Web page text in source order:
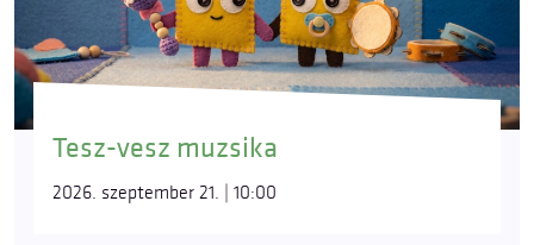
Tesz-vesz muzsika
2026. szeptember 21. | 10:00